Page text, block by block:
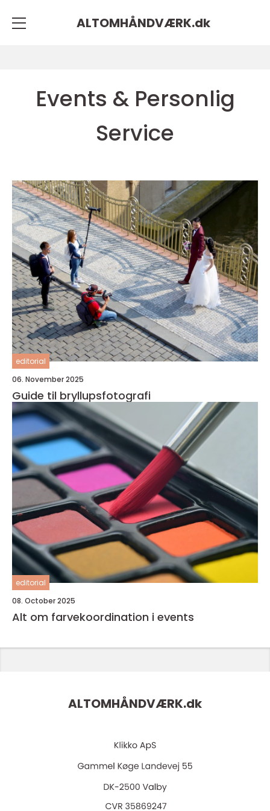
ALTOMHÅNDVÆRK.dk
Events & Personlig
Service
editorial
06. November 2025
Guide til bryllupsfotografi
editorial
08. October 2025
Alt om farvekoordination i events
ALTOMHÅNDVÆRK.dk